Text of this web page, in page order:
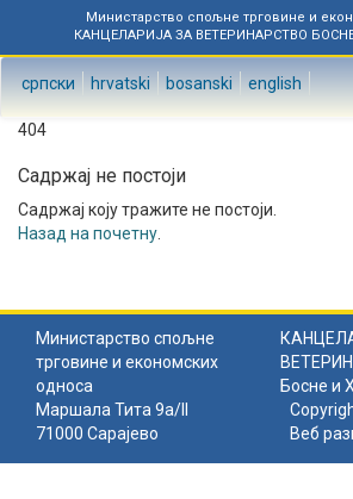
Министарство спољне трговине и
КАНЦЕЛАРИЈА ЗА ВЕТЕРИНАРСТВО
српски hrvatski bosanski english
404
Садржај не постоји
Садржај коју тражите не постоји.
Назад на почетну
Министарство спољне
трговине и економских
односа
Босне и
Маршала Тита 9а/II
71000 Сарајево
Веб